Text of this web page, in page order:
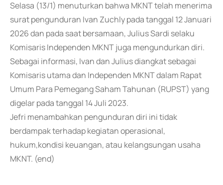
Selasa (13/1) menuturkan bahwa MKNT telah menerima
surat pengunduran Ivan Zuchly pada tanggal 12 Januari
2026 dan pada saat bersamaan, Julius Sardi selaku
Komisaris Independen MKNT juga mengundurkan diri.
Sebagai informasi, Ivan dan Julius diangkat sebagai
Komisaris utama dan Independen MKNT dalam Rapat
Umum Para Pemegang Saham Tahunan (RUPST) yang
digelar pada tanggal 14 Juli 2023.
Jefri menambahkan pengunduran diri ini tidak
berdampak terhadap kegiatan operasional,
hukum,kondisi keuangan, atau kelangsungan usaha
MKNT. (end)